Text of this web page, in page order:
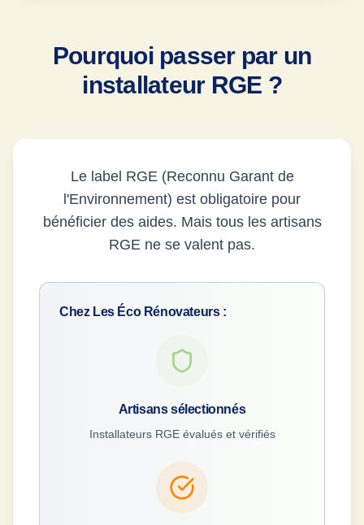
Pourquoi passer par un
installateur RGE ?
Le label RGE (Reconnu Garant de
l'Environnement) est obligatoire pour
bénéficier des aides. Mais tous les artisans
RGE ne se valent pas.
Chez Les Éco Rénovateurs :
Artisans sélectionnés
Installateurs RGE évalués et vérifiés